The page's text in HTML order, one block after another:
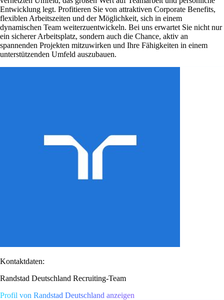
Entwicklung legt. Profitieren Sie von attraktiven Corporate Benefits,
flexiblen Arbeitszeiten und der Möglichkeit, sich in einem
dynamischen Team weiterzuentwickeln. Bei uns erwartet Sie nicht nur
ein sicherer Arbeitsplatz, sondern auch die Chance, aktiv an
spannenden Projekten mitzuwirken und Ihre Fähigkeiten in einem
unterstützenden Umfeld auszubauen.
Kontaktdaten:
Randstad Deutschland Recruiting-Team
Profil von Randstad Deutschland anzeigen